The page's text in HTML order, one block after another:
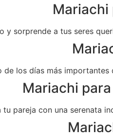
Mariachi
y sorprende a tus seres
de los días más
Mariachi
tu pareja con una serenata